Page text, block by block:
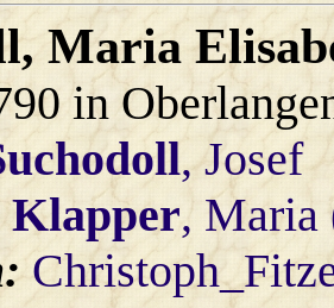
, Maria
in
, Josef
Klapper, Maria